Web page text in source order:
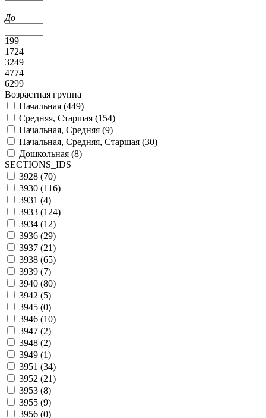
До
199
1724
3249
4774
6299
Возрастная группа
Начальная (449)
Средняя, Старшая (154)
Начальная, Средняя (9)
Начальная, Средняя, Старшая (30)
Дошкольная (8)
SECTIONS_IDS
3928 (70)
3930 (116)
3931 (4)
3933 (124)
3934 (12)
3936 (29)
3937 (21)
3938 (65)
3939 (7)
3940 (80)
3942 (5)
3945 (0)
3946 (10)
3947 (2)
3948 (2)
3949 (1)
3951 (34)
3952 (21)
3953 (8)
3955 (9)
3956 (0)